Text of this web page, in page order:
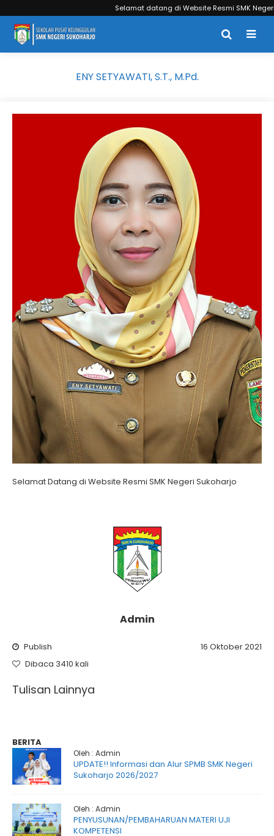
Selamat datang di Website Resmi SMK Negeri
ENY SETYAWATI, S.T., M.Pd.
Selamat Datang di Website Resmi SMK Negeri Sukoharjo
Admin
Publish
16 Oktober 2021
Dibaca 3410 kali
Tulisan Lainnya
BERITA
Oleh : Admin
UPDATE!! Informasi dan Alur SPMB SMK Negeri
Sukoharjo 2026/2027
Oleh : Admin
PENYUSUNAN/PEMBAHARUAN MATERI UJI
KOMPETENSI